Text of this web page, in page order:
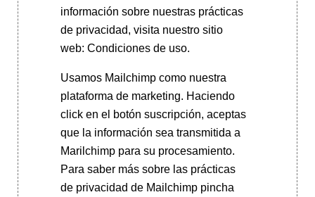
información sobre nuestras prácticas
de privacidad, visita nuestro sitio
web: Condiciones de uso.
Usamos Mailchimp como nuestra
plataforma de marketing. Haciendo
click en el botón suscripción, aceptas
que la información sea transmitida a
Marilchimp para su procesamiento.
Para saber mássobre las prácticas
de privacidad de Mailchimp pincha